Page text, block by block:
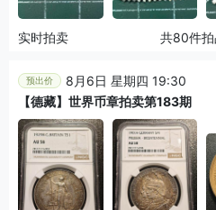
实时拍卖 共80件拍
预出价
8月6日 星期四 19:30
【德藏】世界币章拍卖第183期